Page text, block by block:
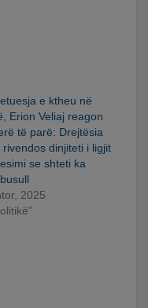
e ktheu në
Erion Veliaj reagon
të parë: Drejtësia
rivendos dinjiteti i ligjit
se shteti ka
2025